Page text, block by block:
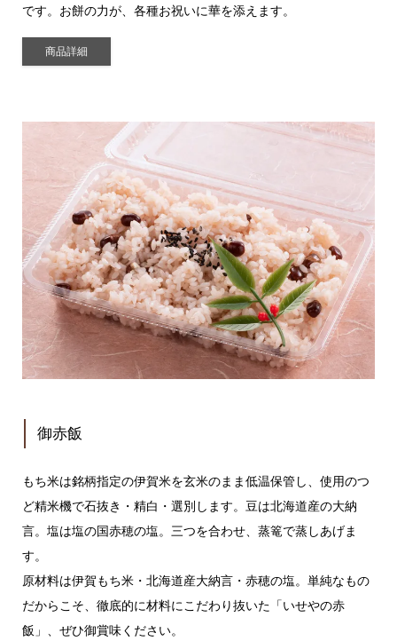
です。お餅の力が、各種お祝いに華を添えます。
商品詳細
御赤飯
もち米は銘柄指定の伊賀米を玄米のまま低温保管し、使用のつ
ど精米機で石抜き・精白・選別します。豆は北海道産の大納
言。塩は塩の国赤穂の塩。三つを合わせ、蒸篭で蒸しあげま
す。
原材料は伊賀もち米・北海道産大納言・赤穂の塩。単純なもの
だからこそ、徹底的に材料にこだわり抜いた「いせやの赤
飯」、ぜひ御賞味ください。